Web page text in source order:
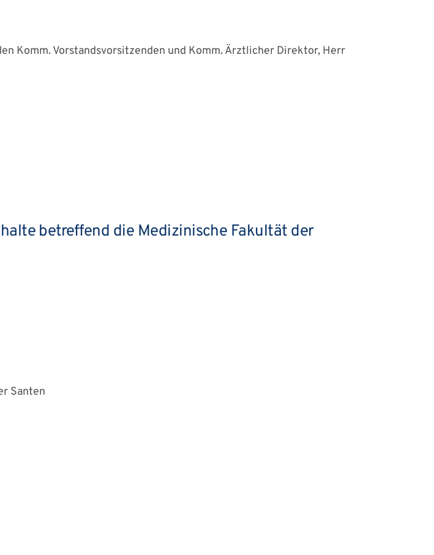
Komm. Vorstandsvorsitzenden und Komm. Ärztlicher Direktor, Herr
betreffend die Medizinische Fakultät der
Santen